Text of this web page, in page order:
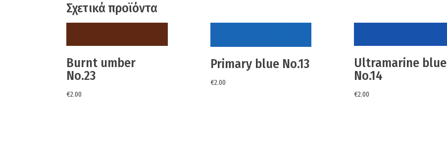
Σχετικά προϊόντα
Burnt umber
No.23
€2.00
Primary blue No.13
€2.00
Ultramarine blue
No.14
€2.00